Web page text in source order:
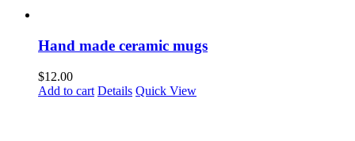
Hand made ceramic mugs
$12.00
Add to cart Details Quick View